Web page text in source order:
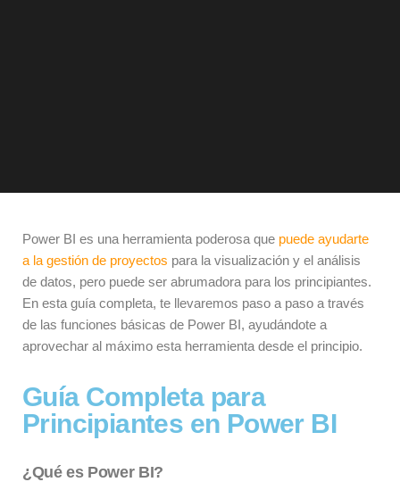
Power BI es una herramienta poderosa que puede ayudarte
a la gestión de proyectos para la visualización y el análisis
de datos, pero puede ser abrumadora para los principiantes.
En esta guía completa, te llevaremos paso a paso a través
de las funciones básicas de Power BI, ayudándote a
aprovechar al máximo esta herramienta desde el principio.
Guía Completa para
Principiantes en Power BI
¿Qué es Power BI?